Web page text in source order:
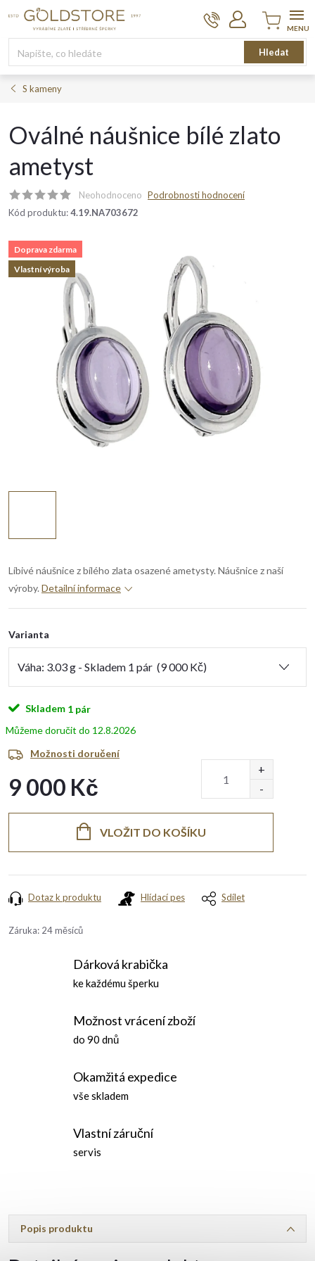
Hledat
Nákupní
košík
S kameny
Oválné náušnice bílé zlato
ametyst
Neohodnoceno Podrobnosti hodnocení
Kód produktu:4.19.NA703672
Doprava zdarma
Vlastní výroba
Líbivé náušnice z bílého zlata osazené ametysty. Náušnice z naší
výroby. Detailní informace
Varianta
Skladem 1 pár
12.8.2026
Možnosti doručení
9 000 Kč
VLOŽIT DO KOŠÍKU
Dotaz k produktu Hlídací pes Sdílet
Záruka: 24 měsíců
Dárková krabička
ke každému šperku
Možnost vrácení zboží
do 90 dnů
Okamžitá expedice
vše skladem
Vlastní záruční
servis
Popis produktu